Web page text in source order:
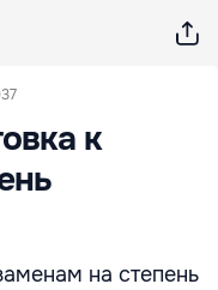
к
на степень